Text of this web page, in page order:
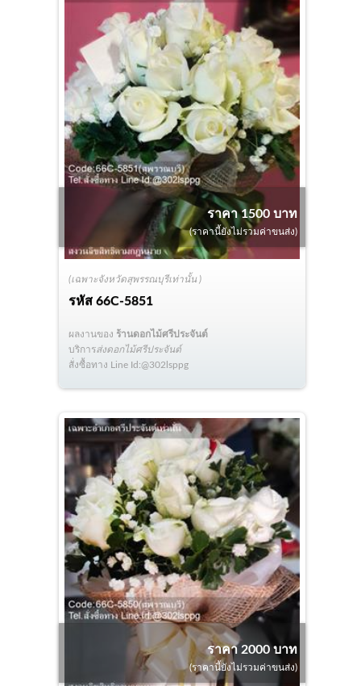
(เฉพาะจังหวัดสุพรรณบุรีเท่านั้น )
รหัส66C-5851
ราคา 1500 บาท
(ราคานี้ยังไม่รวมค่าขนส่ง)
ผลงานของ ร้านดอกไม้ศรีประจันต์
บริการส่งดอกไม้ศรีประจันต์
สั่งซื้อทาง Line Id:@302lsppg
ราคา 2000 บาท
(ราคานี้ยังไม่รวมค่าขนส่ง)